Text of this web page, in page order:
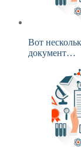
Вот
документ…